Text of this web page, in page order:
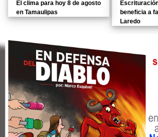
El clima para hoy 8 de agosto
en Tamaulipas
beneficia a
Laredo